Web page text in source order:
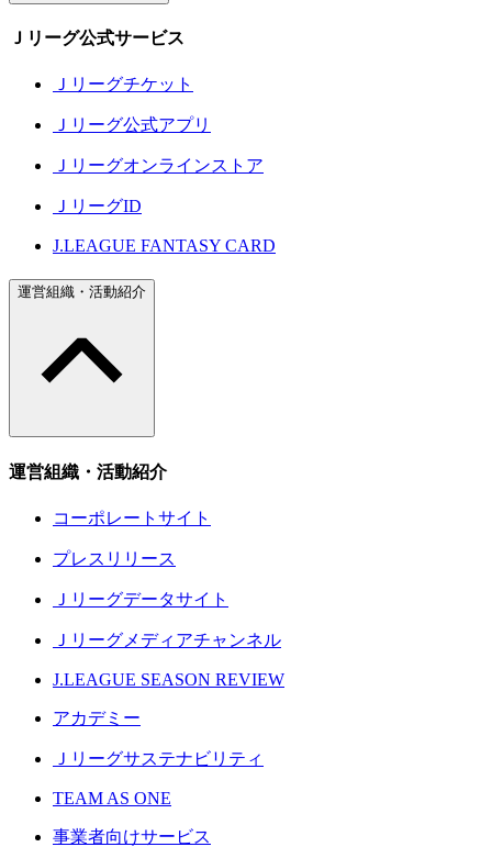
Ｊリーグ公式サービス
Ｊリーグチケット
Ｊリーグ公式アプリ
Ｊリーグオンラインストア
ＪリーグID
J.LEAGUE FANTASY CARD
運営組織・活動紹介
運営組織・活動紹介
コーポレートサイト
プレスリリース
Ｊリーグデータサイト
Ｊリーグメディアチャンネル
J.LEAGUE SEASON REVIEW
アカデミー
Ｊリーグサステナビリティ
TEAM AS ONE
事業者向けサービス